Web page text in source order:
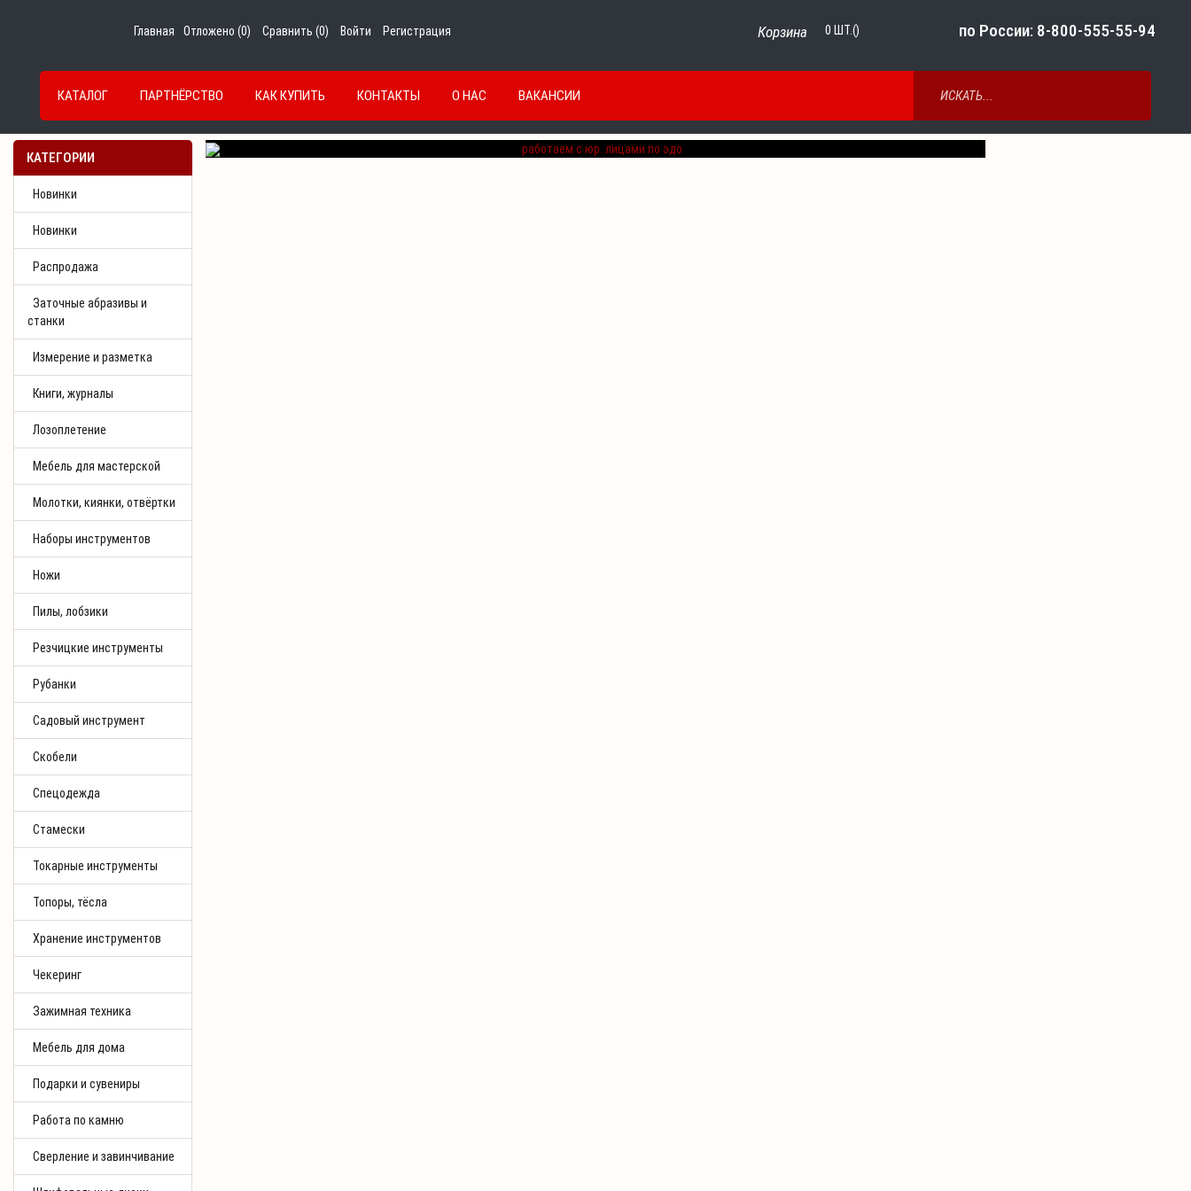
Главная Отложено (0) Сравнить (0) Войти Регистрация Корзина 0 ШТ.() по России: 8-800-555-55-94
КАТАЛОГ ПАРТНЁРСТВО КАК КУПИТЬ КОНТАКТЫ О НАС ВАКАНСИИ
КАТЕГОРИИ
Новинки
Новинки
Распродажа
Заточные абразивы и
станки
Измерение и разметка
Книги, журналы
Лозоплетение
Мебель для мастерской
Молотки, киянки, отвёртки
Наборы инструментов
Ножи
Пилы, лобзики
Резчицкие инструменты
Рубанки
Садовый инструмент
Скобели
Спецодежда
Стамески
Токарные инструменты
Топоры, тёсла
Хранение инструментов
Чекеринг
Зажимная техника
Мебель для дома
Подарки и сувениры
Работа по камню
Сверление и завинчивание
Previous Next